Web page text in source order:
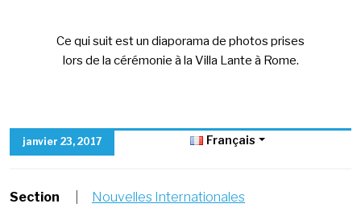
Ce qui suit est un diaporama de photos prises
lors de la cérémonie à la Villa Lante à Rome.
janvier 23, 2017 Français
Section Nouvelles Internationales